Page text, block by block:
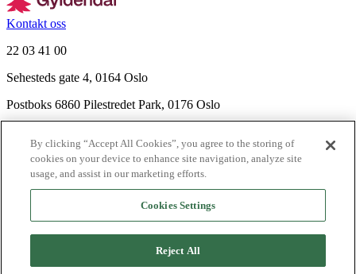
Kontakt oss
22 03 41 00
Sehesteds gate 4, 0164 Oslo
Postboks 6860 Pilestredet Park, 0176 Oslo
Nyhetsbrev
Ledige stillinger
Send inn manus
Agency
By clicking “Accept All Cookies”, you agree to the storing of
cookies on your device to enhance site navigation, analyze site
usage, and assist in our marketing efforts.
Cookies Settings
Reject All